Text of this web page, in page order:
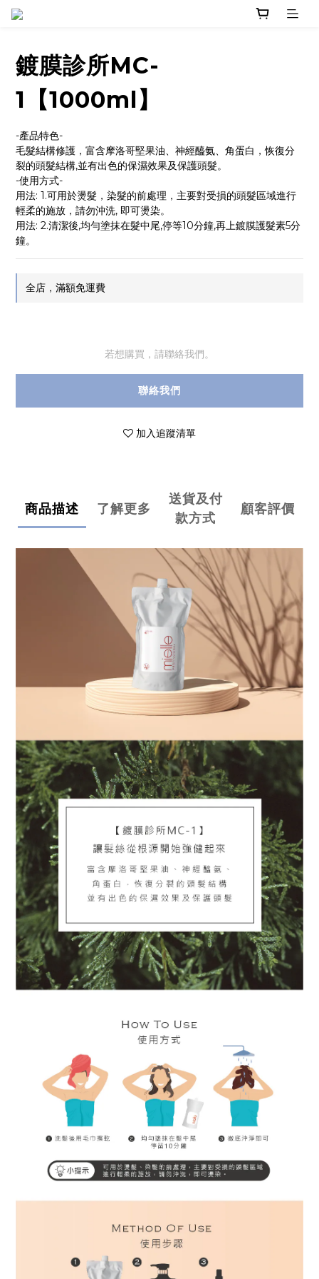
鍍膜診所MC-
1【1000ml】
-產品特色-
毛髮結構修護，富含摩洛哥堅果油、神經醯氨、角蛋白，恢復分
裂的頭髮結構,並有出色的保濕效果及保護頭髮。
-使用方式-
用法: 1.可用於燙髮，染髮的前處理，主要對受損的頭髮區域進行
輕柔的施放，請勿沖洗, 即可燙染。
用法: 2.清潔後,均勻塗抹在髮中尾,停等10分鐘,再上鍍膜護髮素5分
鐘。
全店，滿額免運費
若想購買，請聯絡我們。
聯絡我們
加入追蹤清單
商品描述 了解更多
送貨及付
款方式
顧客評價